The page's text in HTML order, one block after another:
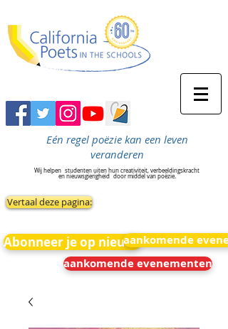
Eén regel poëzie kan een leven
veranderen
Wij helpen studenten uiten hun creativiteit, verbeeldingskracht
en nieuwsgierigheid door middel van poëzie.
Vertaal deze pagina:
Abonneer je op nieuwsaankomende
aankomende evenementen